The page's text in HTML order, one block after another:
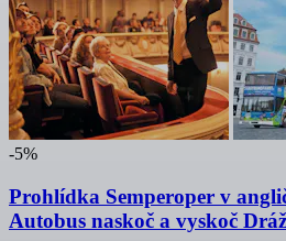
-5%
Prohlídka Semperoper v
Autobus naskoč a vyskoč